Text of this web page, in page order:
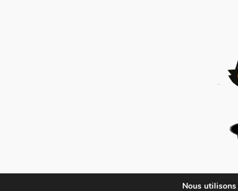
Mouais, le mensuel dubitatif…quoique
Nous utilisons